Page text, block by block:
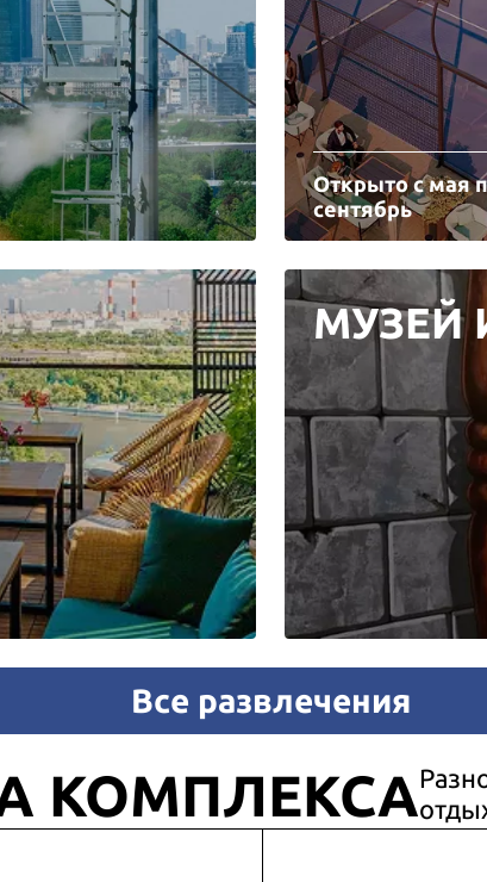
Открыто с мая
сентябрь
МУЗЕЙ
Все развлечения
КОМПЛЕКСА